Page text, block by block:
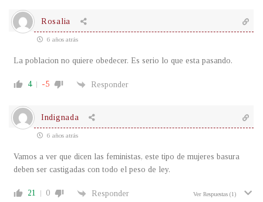
Rosalia
6 años atrás
La poblacion no quiere obedecer. Es serio lo que esta pasando.
4 -5 Responder
Indignada
6 años atrás
Vamos a ver que dicen las feministas, este tipo de mujeres basura
deben ser castigadas con todo el peso de ley.
21 0 Responder Ver Respuestas (1)